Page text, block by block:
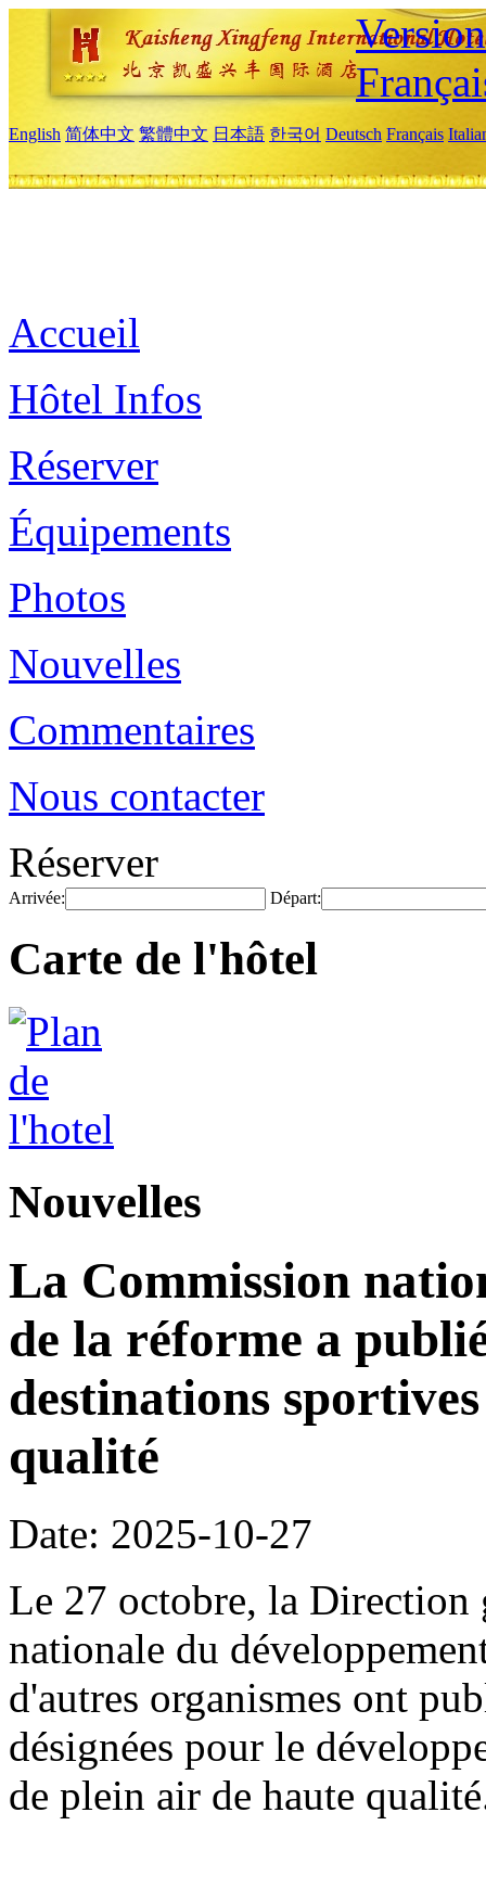
English 简体中文 繁體中文 日本語 한국어 Deutsch Français
Accueil
Hôtel Infos
Réserver
Équipements
Photos
Nouvelles
Commentaires
Nous contacter
Réserver
Arrivée: Départ:
Carte de l'hôtel
Nouvelles
La Commission
de la réforme a
destinations
qualité
Date: 2025-10-27
Le 27 octobre, la Direction
nationale du
d'autres organismes ont
désignées pour le
de plein air de haute